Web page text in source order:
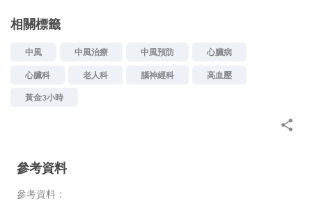
相關標籤
中風 中風治療 中風預防 心臟病
心臟科 老人科 腦神經科 高血壓
黃金3小時
參考資料
參考資料：